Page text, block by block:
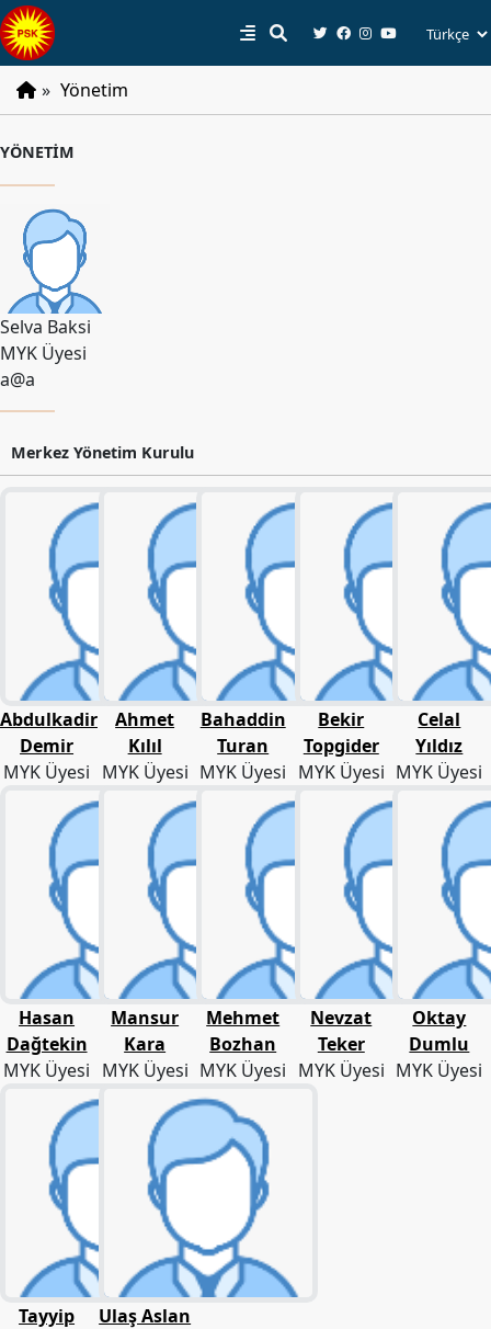
Parti
Programı
Parti
Tüzüğü
YÖNETIM
Yardımcıları
Yönetim
Kadın
Parti
Meclisi
İl
Örgütleri
Gençlik
Kolları
GÜNDEM
Basın
Açıklamaları
Etkinlikler
Ziyaretler
PSK
YAYıNLAR
Bültenler
Raporlar
Deklerasyonlar
» Yönetim
YÖNETİM
Selva Baksi
MYK Üyesi
a@a
Merkez Yönetim Kurulu
Abdulkadir
Demir
MYK Üyesi
Ahmet
Kılıl
MYK Üyesi
Bahaddin
Turan
MYK Üyesi
Bekir
Topgider
MYK Üyesi
Celal
Yıldız
MYK Üyesi
Hasan
Dağtekin
MYK Üyesi
Mansur
Kara
MYK Üyesi
Mehmet
Bozhan
MYK Üyesi
Nevzat
Teker
MYK Üyesi
Oktay
Dumlu
MYK Üyesi
Tayyip
Ulaş Aslan